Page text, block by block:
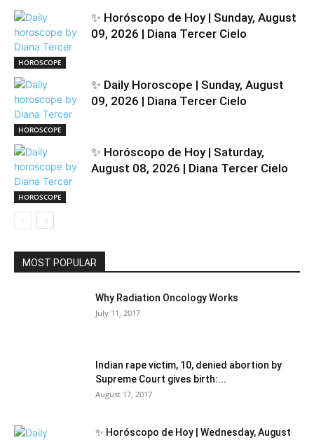
HOROSCOPE
✨ Horóscopo de Hoy | Sunday, August
09, 2026 | Diana Tercer Cielo
HOROSCOPE
✨ Daily Horoscope | Sunday, August
09, 2026 | Diana Tercer Cielo
HOROSCOPE
✨ Horóscopo de Hoy | Saturday,
August 08, 2026 | Diana Tercer Cielo
MOST POPULAR
Why Radiation Oncology Works
July 11, 2017
Indian rape victim, 10, denied abortion by
Supreme Court gives birth:...
August 17, 2017
✨ Horóscopo de Hoy | Wednesday, August